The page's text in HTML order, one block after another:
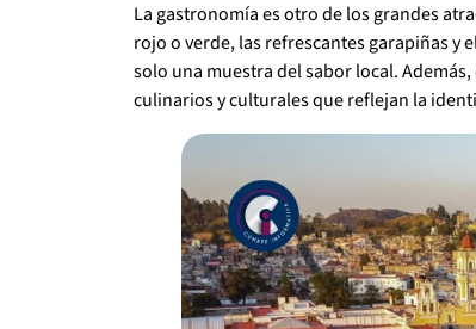
La gastronomía es otro de los grandes
rojo o verde, las refrescantes garapiñas
solo una muestra del sabor local.
culinarios y culturales que reflejan la